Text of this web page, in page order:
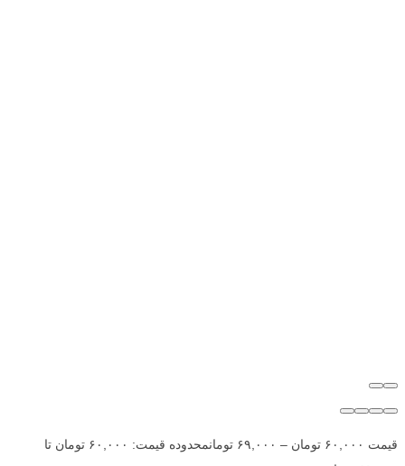
قیمت ۶۰,۰۰۰ تومان – ۶۹,۰۰۰ تومان
محدوده قیمت: ۶۰,۰۰۰ تومان تا